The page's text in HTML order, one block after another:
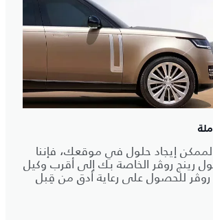
إيجاد حلول في موقعك، فإننا
رينج روڤر الخاصة بك إلى أقرب وكيل
للحصول على رعاية أدق من قِبل